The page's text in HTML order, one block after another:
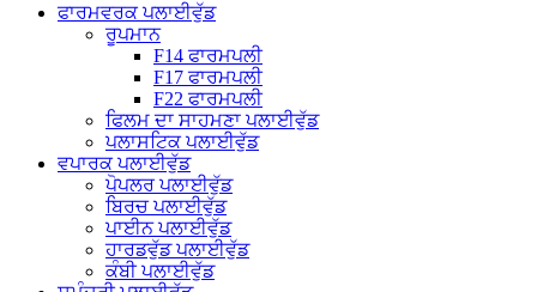
ਫਾਰਮਵਰਕ ਪਲਾਈਵੁੱਡ
ਰੂਪਮਾਨ
F14 ਫਾਰਮਪਲੀ
F17 ਫਾਰਮਪਲੀ
F22 ਫਾਰਮਪਲੀ
ਫਿਲਮ ਦਾ ਸਾਹਮਣਾ ਪਲਾਈਵੁੱਡ
ਪਲਾਸਟਿਕ ਪਲਾਈਵੁੱਡ
ਵਪਾਰਕ ਪਲਾਈਵੁੱਡ
ਪੋਪਲਰ ਪਲਾਈਵੁੱਡ
ਬਿਰਚ ਪਲਾਈਵੁੱਡ
ਪਾਈਨ ਪਲਾਈਵੁੱਡ
ਹਾਰਡਵੁੱਡ ਪਲਾਈਵੁੱਡ
ਕੰਬੀ ਪਲਾਈਵੁੱਡ